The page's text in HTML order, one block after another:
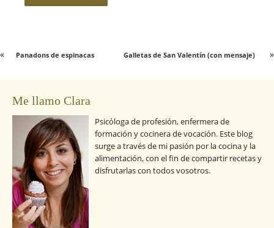
Galletas de San Valentín (con mensaje) »
« Panadons de espinacas
Me llamo Clara
Psicóloga de profesión, enfermera de
formación y cocinera de vocación. Este blog
surge a través de mi pasión por la cocina y la
alimentación, con el fin de compartir recetas y
disfrutarlas con todos vosotros.